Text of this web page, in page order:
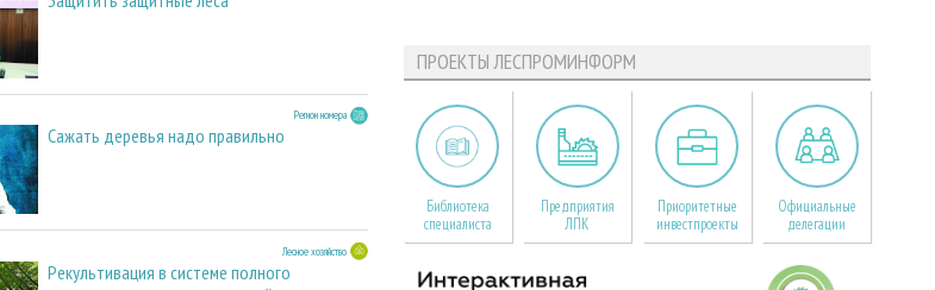
Регион номера
Сажать деревья надо правильно
Лесное хозяйство
Рекультивация в системе полного
ПРОЕКТЫ ЛЕСПРОМИНФОРМ
Библиотека
специалиста
Предприятия
ЛПК
Приоритетные
инвестпроекты
Официальные
делегации